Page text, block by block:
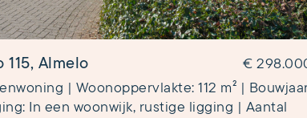
Almelo
€
| Woonoppervlakte: 112 m² |
In een woonwijk, rustige ligging | Aantal